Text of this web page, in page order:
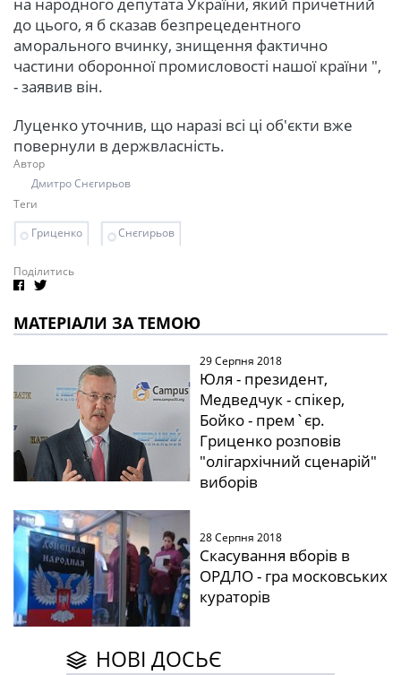
на народного депутата України, який причетний
до цього, я б сказав безпрецедентного
аморального вчинку, знищення фактично
частини оборонної промисловості нашої країни ",
- заявив він.
Луценко уточнив, що наразі всі ці об'єкти вже
повернули в держвласність.
Автор
Дмитро Снєгирьов
Теги
Гриценко
Снєгирьов
Поділитись
МАТЕРІАЛИ ЗА ТЕМОЮ
29 Серпня 2018
Юля - президент,
Медведчук - спікер,
Бойко - прем`єр.
Гриценко розповів
"олігархічний сценарій"
виборів
28 Серпня 2018
Скасування вборів в
ОРДЛО - гра московських
кураторів
НОВІ ДОСЬЄ